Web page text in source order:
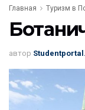
Главная Туризм в
автор